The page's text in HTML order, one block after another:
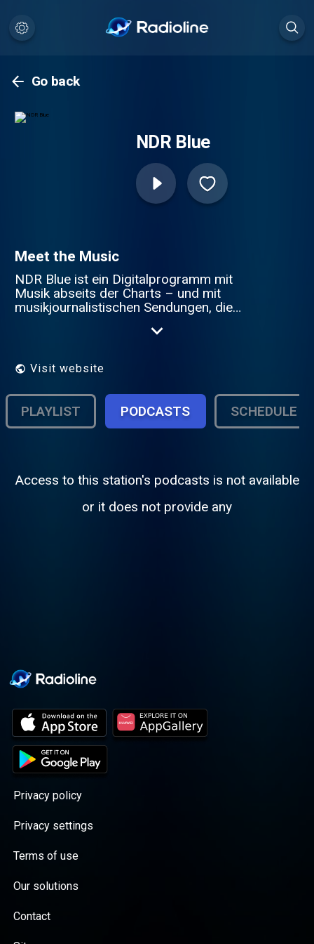
Go back
NDR Blue
Meet the Music
NDR Blue ist ein Digitalprogramm mit
Musik abseits der Charts – und mit
musikjournalistischen Sendungen, die
Entwicklungen der Rock-...
Visit website
PLAYLIST PODCASTS SCHEDULE
Access to this station's podcasts is not available
or it does not provide any
Privacy policy
Privacy settings
Terms of use
Our solutions
Contact